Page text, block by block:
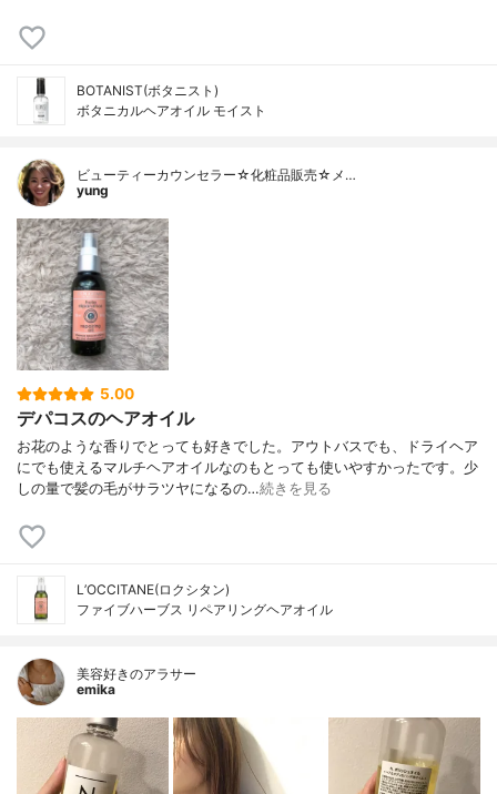
BOTANIST(ボタニスト)
ボタニカルヘアオイル モイスト
ビューティーカウンセラー☆化粧品販売☆メ…
yung
5.00
デパコスのヘアオイル
お花のような香りでとっても好きでした。アウトバスでも、ドライヘア
にでも使えるマルチヘアオイルなのもとっても使いやすかったです。少
しの量で髪の毛がサラツヤになるの…続きを見る
L’OCCITANE(ロクシタン)
ファイブハーブス リペアリングヘアオイル
美容好きのアラサー
emika